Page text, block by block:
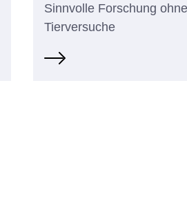
Sinnvolle Forschung ohne
Tierversuche